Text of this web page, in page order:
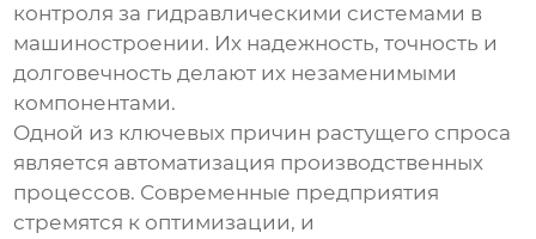
контроля за гидравлическими системами в
машиностроении. Их надежность, точность и
долговечность делают их незаменимыми
компонентами.
Одной из ключевых причин растущего спроса
является автоматизация производственных
процессов. Современные предприятия
стремятся к оптимизации, и